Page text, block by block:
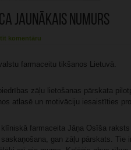
jaunākais numurs
komentāru
farmaceitu tikšanos Lietuvā.
zāļu lietošanas pārskata
atlasē un motivāciju iesaistīties
farmaceita Jāņa Osīša
gan zāļu pārskats. Tie